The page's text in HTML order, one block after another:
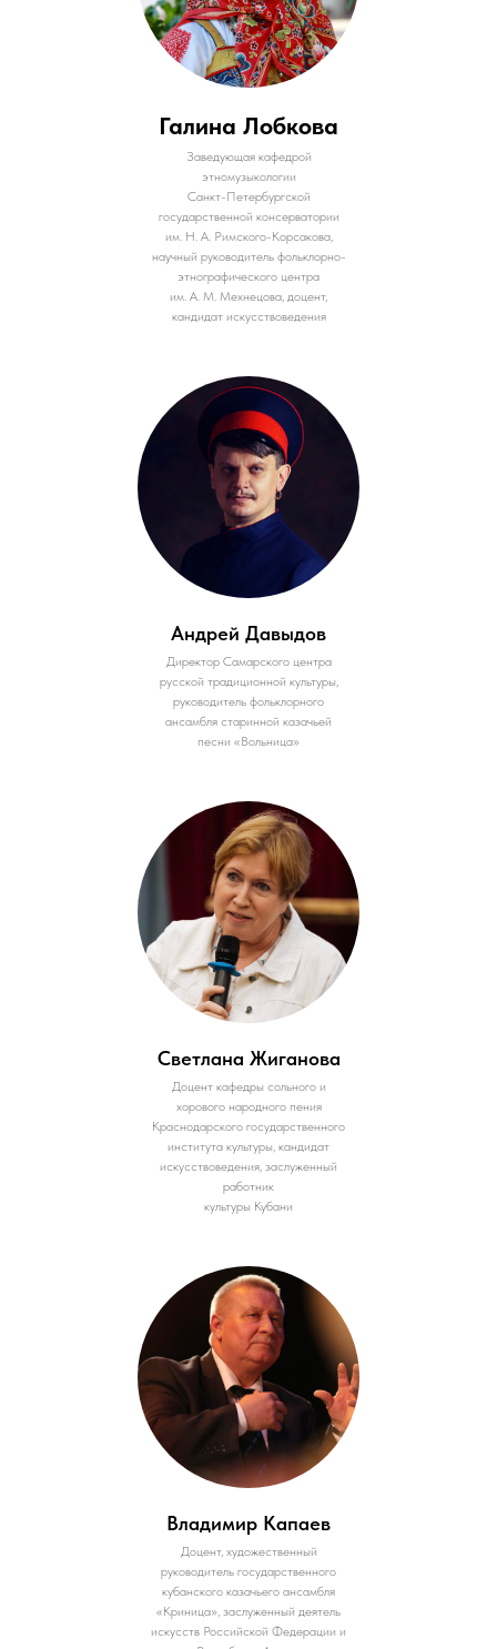
Галина Лобкова
Заведующая кафедрой
этномузыкологии
Санкт-Петербургской
государственной консерватории
им. Н. А. Римского-Корсакова,
научный руководитель фольклорно-
этнографического центра
им. А. М. Мехнецова, доцент,
кандидат искусствоведения
Андрей Давыдов
Директор Самарского центра
русской традиционной культуры,
руководитель фольклорного
ансамбля старинной казачьей
песни «Вольница»
Светлана Жиганова
Доцент кафедры сольного и
хорового народного пения
Краснодарского государственного
института культуры, кандидат
искусствоведения, заслуженный
работник
культуры Кубани
Владимир Капаев
Доцент, художественный
руководитель государственного
кубанского казачьего ансамбля
«Криница», заслуженный деятель
искусств Российской Федерации и